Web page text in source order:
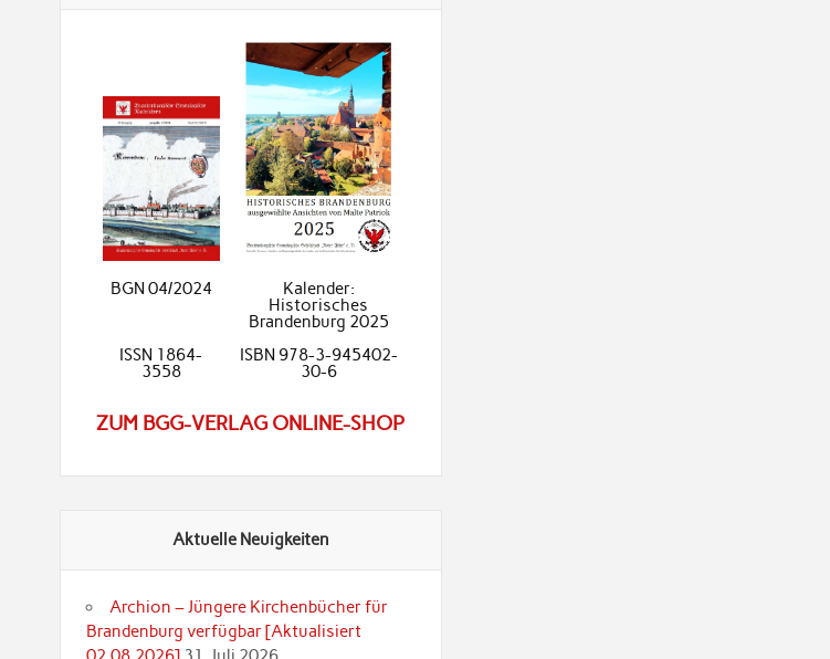
BGN 04/2024
Kalender:
Historisches
Brandenburg 2025
ISSN 1864-
3558
ISBN 978-3-945402-
30-6
ZUM BGG-VERLAG ONLINE-SHOP
Aktuelle Neuigkeiten
Archion – Jüngere Kirchenbücher für
Brandenburg verfügbar [Aktualisiert